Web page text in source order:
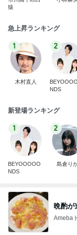
猿
急上昇ランキング
1
木村直人
2
NDS
新登場ランキング
1
BEYOOOOO
NDS
2
島倉り
晩酌が
Ameba